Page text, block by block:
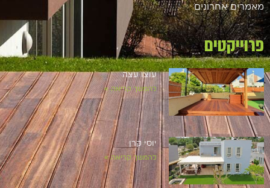
מאמרים אחרונים
פרוייקטים
עוצו עצה
להמשך קריאה »
יוסי קרן
להמשך קריאה »